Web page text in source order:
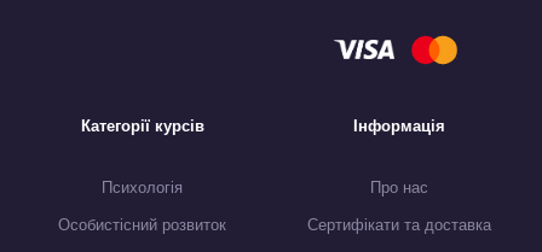
Категорії курсів
Психологія
Особистісний розвиток
Інформація
Про нас
Сертифікати та доставка